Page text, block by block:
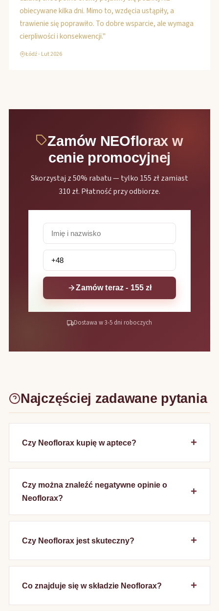
obiecywane kilka dni. Mimo to, wzdęcia ustąpiły, a
trawienie się poprawiło. To dobre wsparcie, ale wymaga
cierpliwości i konsekwencji."
Łódź - Lut 2026
Zamów NEOflorax w
cenie promocyjnej
Skorzystaj z 50% rabatu — tylko 155 zł zamiast
310 zł. Płatność przy odbiorze.
Zamów teraz - 155 zł
Dostawa w 3-5 dni roboczych
Najczęściej zadawane pytania
Czy Neoflorax kupię w aptece?
Czy można znaleźć negatywne opinie o
Neoflorax?
Czy Neoflorax jest skuteczny?
Co znajduje się w składzie Neoflorax?